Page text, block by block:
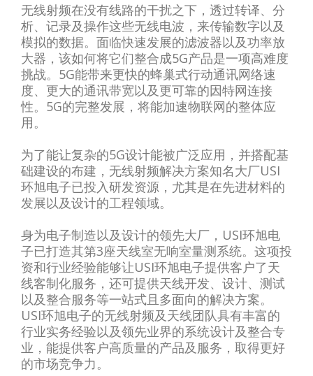
无线射频在没有线路的干扰之下，透过转译、分
析、记录及操作这些无线电波，来传输数字以及
模拟的数据。面临快速发展的滤波器以及功率放
大器，该如何将它们整合成5G产品是一项高难度
挑战。5G能带来更快的蜂巢式行动通讯网络速
度、更大的通讯带宽以及更可靠的因特网连接
性。5G的完整发展，将能加速物联网的整体应
用。
为了能让复杂的5G设计能被广泛应用，并搭配基
础建设的布建，无线射频解决方案知名大厂USI
环旭电子已投入研发资源，尤其是在先进材料的
发展以及设计的工程领域。
身为电子制造以及设计的领先大厂，USI环旭电
子已打造其第3座天线室无响室量测系统。这项投
资和行业经验能够让USI环旭电子提供客户了天
线客制化服务，还可提供天线开发、设计、测试
以及整合服务等一站式且多面向的解决方案。
USI环旭电子的无线射频及天线团队具有丰富的
行业实务经验以及领先业界的系统设计及整合专
业，能提供客户高质量的产品及服务，取得更好
的市场竞争力。